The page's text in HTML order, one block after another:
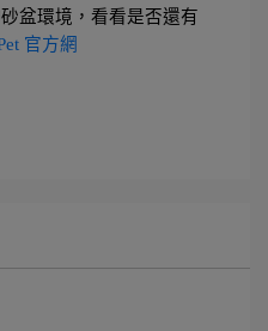
盆環境，看看是否還有
官方網